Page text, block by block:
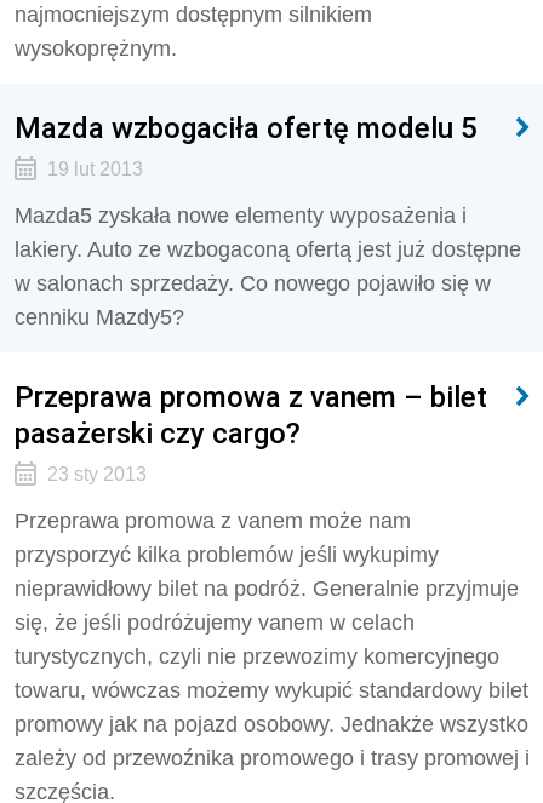
najmocniejszym dostępnym silnikiem
wysokoprężnym.
Mazda wzbogaciła ofertę modelu 5
19 lut 2013
Mazda5 zyskała nowe elementy wyposażenia i
lakiery. Auto ze wzbogaconą ofertą jest już dostępne
w salonach sprzedaży. Co nowego pojawiło się w
cenniku Mazdy5?
Przeprawa promowa z vanem – bilet
pasażerski czy cargo?
23 sty 2013
Przeprawa promowa z vanem może nam
przysporzyć kilka problemów jeśli wykupimy
nieprawidłowy bilet na podróż. Generalnie przyjmuje
się, że jeśli podróżujemy vanem w celach
turystycznych, czyli nie przewozimy komercyjnego
towaru, wówczas możemy wykupić standardowy bilet
promowy jak na pojazd osobowy. Jednakże wszystko
zależy od przewoźnika promowego i trasy promowej i
szczęścia.